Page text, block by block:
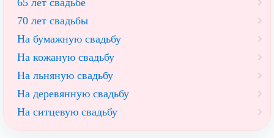
65 лет свадьбе
70 лет свадьбы
На бумажную свадьбу
На кожаную свадьбу
На льняную свадьбу
На деревянную свадьбу
На ситцевую свадьбу